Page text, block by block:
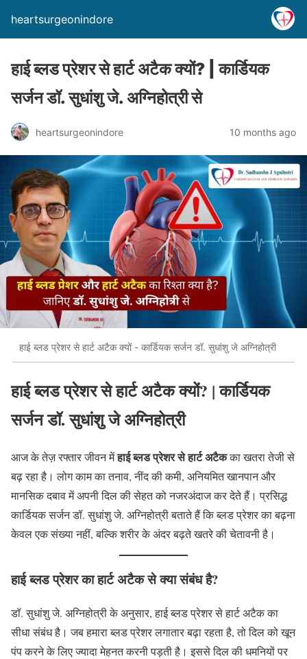
heartsurgeonindore
हाई ब्लड प्रेशर से हार्ट अटैक क्यों? | कार्डियक
सर्जन डॉ. सुधांशु जे. अग्निहोत्री से
heartsurgeonindore 10 months ago
हाई ब्लड प्रेशर से हार्ट अटैक क्यों - कार्डियक सर्जन डॉ. सुधांशु जे अग्निहोत्री
हाई ब्लड प्रेशर से हार्ट अटैक क्यों? | कार्डियक
सर्जन डॉ. सुधांशु जे अग्निहोत्री
आज के तेज़ रफ्तार जीवन मेंहाई ब्लड प्रेशर से हार्ट अटैकका खतरा तेजी से
बढ़ रहा है। लोग काम का तनाव, नींद की कमी, अनियमित खानपान और
मानसिक दबाव में अपनी दिल की सेहत को नजरअंदाज कर देते हैं। प्रसिद्ध
कार्डियक सर्जन डॉ. सुधांशु जे. अग्निहोत्री बताते हैं कि ब्लड प्रेशर का बढ़ना
केवल एक संख्या नहीं, बल्कि शरीर के अंदर बढ़ते खतरे की चेतावनी है।
हाई ब्लड प्रेशर का हार्ट अटैक से क्या संबंध है?
डॉ. सुधांशु जे. अग्निहोत्री के अनुसार, हाई ब्लड प्रेशर से हार्ट अटैक का
सीधा संबंध है। जब हमारा ब्लड प्रेशर लगातार बढ़ा रहता है, तो दिल को खून
पंप करने के लिए ज्यादा मेहनत करनी पड़ती है। इससे दिल की धमनियों पर